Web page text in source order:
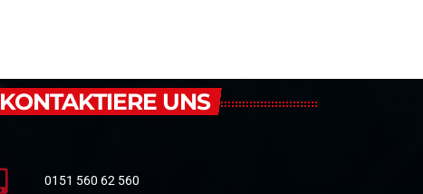
KONTAKTIERE UNS
0151 560 62 560